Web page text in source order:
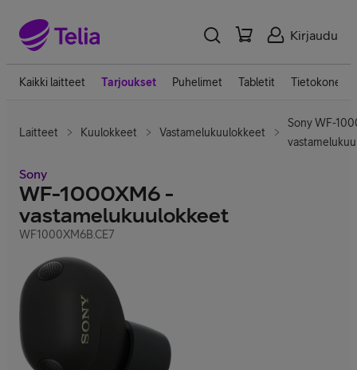
Kirjaudu
Kaikki laitteet Tarjoukset Puhelimet Tabletit Tietokoneet
Laitteet Kuulokkeet Vastamelukuulokkeet
Sony WF-
Sony
WF-1000XM6 -
vastamelukuulokkeet
WF1000XM6B.CE7